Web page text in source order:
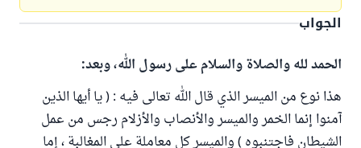
الجواب
الحمد لله والصلاة والسلام على رسول الله، وبعد:
هذا نوع من الميسر الذي قال الله تعالى فيه : ( يا أيها الذين
آمنوا إنما الخمر والميسر والأنصاب والأزلام رجس من عمل
الشيطان فاجتنبوه ) والميسر كل معاملة على المغالبة ، إما